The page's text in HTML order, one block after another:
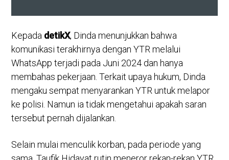
Kepada detikX, Dinda menunjukkan bahwa
komunikasi terakhirnya dengan YTR melalui
WhatsApp terjadi pada Juni 2024 dan hanya
membahas pekerjaan. Terkait upaya hukum, Dinda
mengaku sempat menyarankan YTR untuk melapor
ke polisi. Namun ia tidak mengetahui apakah saran
tersebut pernah dijalankan.
Selain mulai menculik korban, pada periode yang